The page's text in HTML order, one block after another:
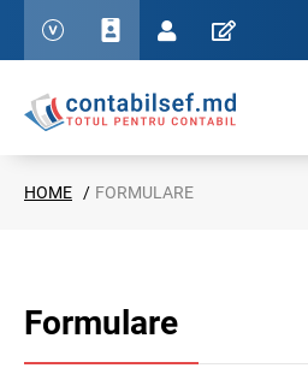
HOME FORMULARE
Formulare